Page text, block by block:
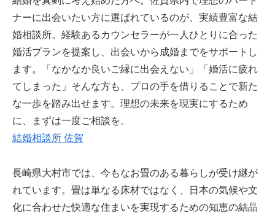
ナーに出会いたい方に選ばれているのが、実績豊富な結
婚相談所。経験あるカウンセラーが一人ひとりに合った
婚活プランを提案し、出会いから成婚までをサポートし
ます。「なかなか良いご縁に出会えない」「婚活に疲れ
てしまった」そんな方も、プロの手を借りることで新た
な一歩を踏み出せます。理想の未来を現実にするため
に、まずは一度ご相談を。
結婚相談所 佐賀
長崎県大村市では、今もなお畳のある暮らしが受け継が
れています。畳は単なる床材ではなく、日本の気候や文
化に合わせた快適な住まいを実現するための知恵の結晶